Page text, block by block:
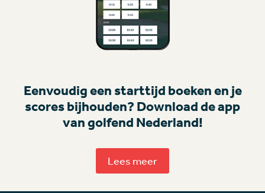
Eenvoudig een starttijd boeken en je
scores bijhouden? Download de app
van golfend Nederland!
Lees meer